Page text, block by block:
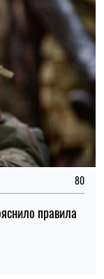
45
Київ відновив